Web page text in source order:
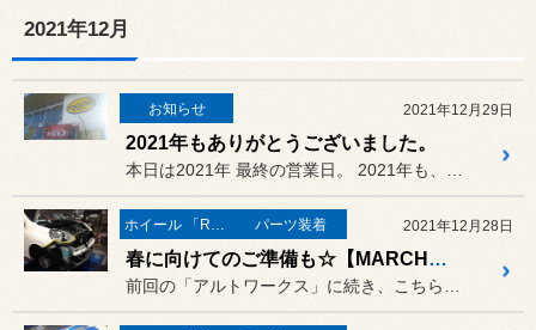
2021年12月
お知らせ 2021年12月29日
2021年もありがとうございました。
ホイール 「RAYS」 パーツ装着 2021年12月28日
春に向けてのご準備も☆【MARCH NISMO S】！